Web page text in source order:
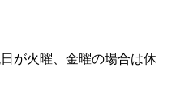
が火曜、金曜の場合は休